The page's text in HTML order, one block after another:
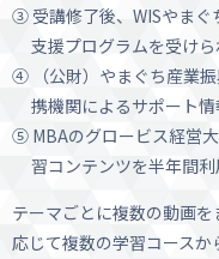
③ 受講修了後、WISやまぐ
支援プログラムを受けら
④ （公財）やまぐち産業
携機関によるサポート情
⑤ MBAのグロービス経営
習コンテンツを半年間利
テーマごとに複数の動画
応じて複数の学習コース